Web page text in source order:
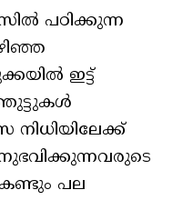
പഠിക്കുന്ന
ഇട്ട്
നിധിയിലേക്ക്
പല